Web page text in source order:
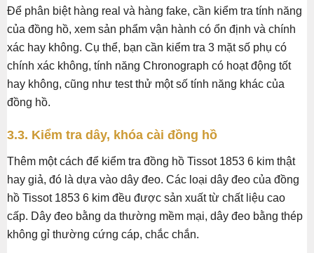
Để phân biệt hàng real và hàng fake, cần kiểm tra tính năng
của đồng hồ, xem sản phẩm vận hành có ổn định và chính
xác hay không. Cụ thể, bạn cần kiểm tra 3 mặt số phụ có
chính xác không, tính năng Chronograph có hoạt động tốt
hay không, cũng như test thử một số tính năng khác của
đồng hồ.
3.3. Kiểm tra dây, khóa cài đồng hồ
Thêm một cách để kiểm tra đồng hồ Tissot 1853 6 kim thật
hay giả, đó là dựa vào dây đeo. Các loại dây đeo của đồng
hồ Tissot 1853 6 kim đều được sản xuất từ chất liệu cao
cấp. Dây đeo bằng da thường mềm mại, dây đeo bằng thép
không gỉ thường cứng cáp, chắc chắn.